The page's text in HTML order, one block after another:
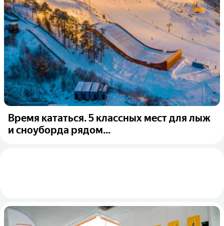
Время кататься. 5 классных мест для лыж
и сноуборда рядом...